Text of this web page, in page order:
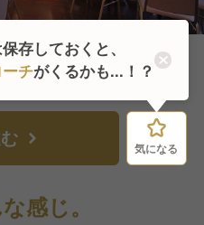
求人を検討中
気になる
感じ。
気になる
存しておくと、
チがくるかも...！？